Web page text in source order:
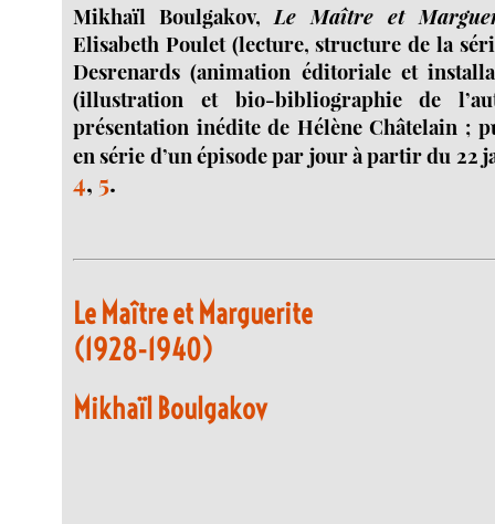
Mikhaïl Boulgakov, Le Maître et
Elisabeth Poulet (lecture, structure de la
Desrenards (animation éditoriale et
(illustration et bio-bibliographie de
présentation inédite de Hélène Châtelain ;
en série d’un épisode par jour à partir du 22
4, 5.
Le Maître et Marguerite
(1928-1940)
Mikhaïl Boulgakov